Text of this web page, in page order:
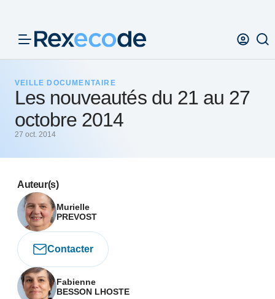
VEILLE DOCUMENTAIRE
Les nouveautés du 21 au 27
octobre 2014
27 oct. 2014
Auteur(s)
Murielle
PREVOST
Contacter
Fabienne
BESSON LHOSTE